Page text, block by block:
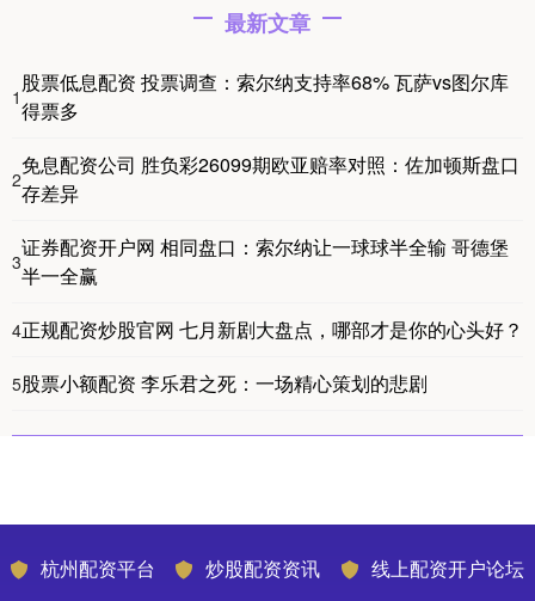
最新文章
1
股票低息配资 投票调查：索尔纳支持率68% 瓦萨vs图尔库
得票多
2
免息配资公司 胜负彩26099期欧亚赔率对照：佐加顿斯盘口
存差异
3
证券配资开户网 相同盘口：索尔纳让一球球半全输 哥德堡
半一全赢
4正规配资炒股官网 七月新剧大盘点，哪部才是你的心头好？
5股票小额配资 李乐君之死：一场精心策划的悲剧
杭州配资平台 炒股配资资讯 线上配资开户论坛